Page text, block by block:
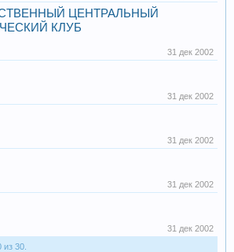
ЦЕНТРАЛЬНЫЙ
КЛУБ
31 дек 2002
31 дек 2002
31 дек 2002
31 дек 2002
31 дек 2002
30.